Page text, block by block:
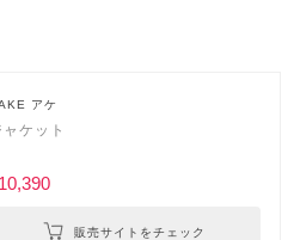
アケ
ャケット
販売サイトをチェック